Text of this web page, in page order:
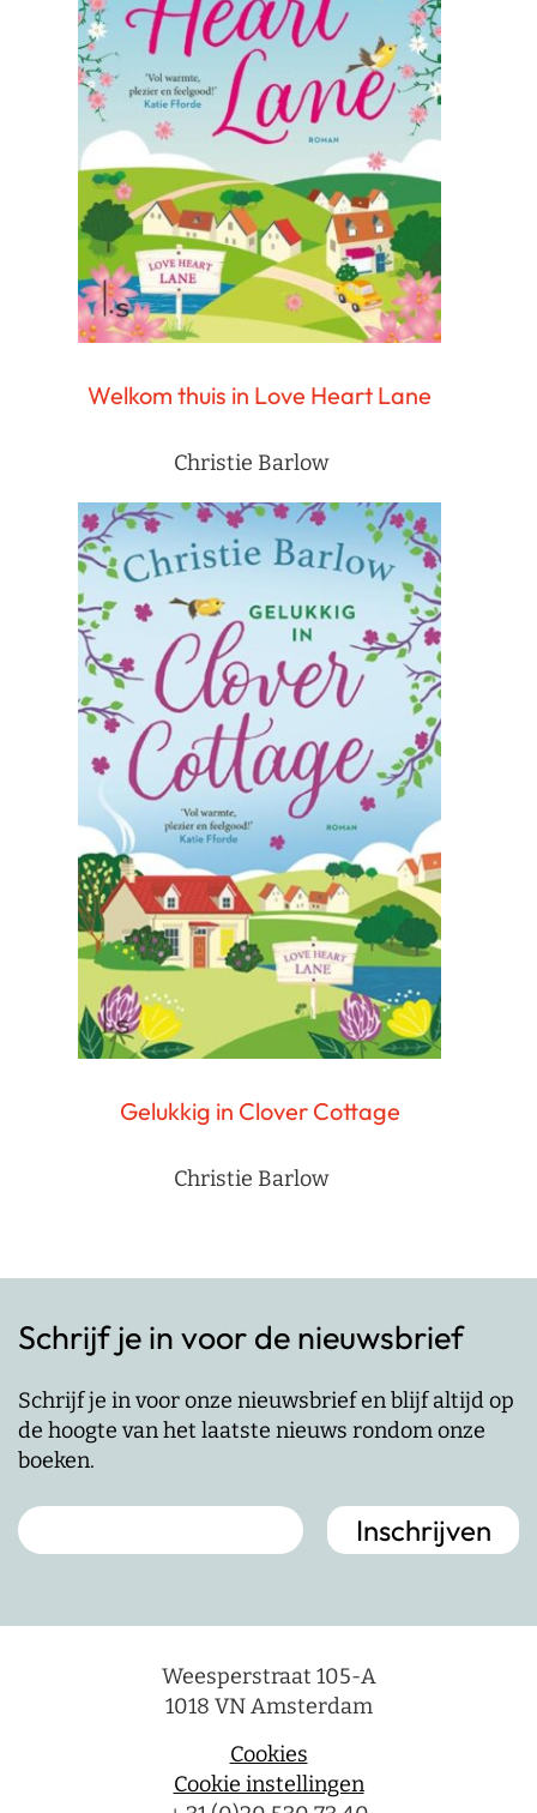
Welkom thuis in Love Heart Lane
Christie Barlow
Gelukkig in Clover Cottage
Christie Barlow
Schrijf je in voor de nieuwsbrief
Schrijf je in voor onze nieuwsbrief en blijf altijd op
de hoogte van het laatste nieuws rondom onze
boeken.
Weesperstraat 105-A
1018 VN Amsterdam
Cookies
Cookie instellingen